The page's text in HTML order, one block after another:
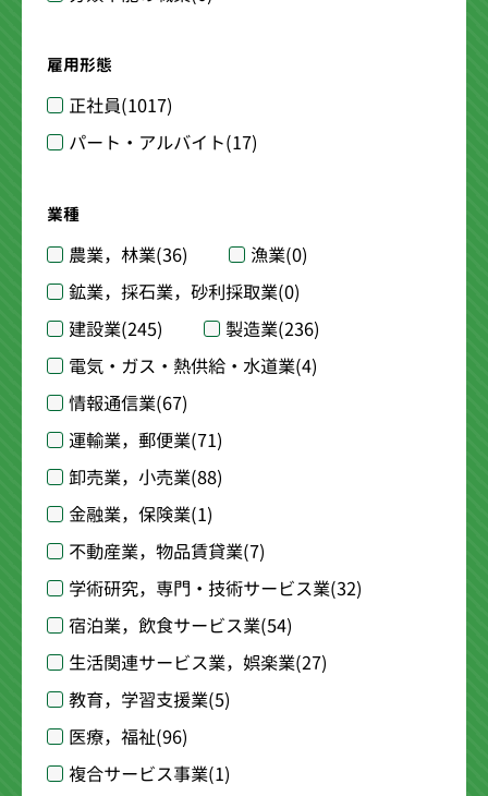
雇用形態
正社員(1017)
パート・アルバイト(17)
業種
農業，林業(36) 漁業(0)
鉱業，採石業，砂利採取業(0)
建設業(245) 製造業(236)
電気・ガス・熱供給・水道業(4)
情報通信業(67)
運輸業，郵便業(71)
卸売業，小売業(88)
金融業，保険業(1)
不動産業，物品賃貸業(7)
学術研究，専門・技術サービス業(32)
宿泊業，飲食サービス業(54)
生活関連サービス業，娯楽業(27)
教育，学習支援業(5)
医療，福祉(96)
複合サービス事業(1)